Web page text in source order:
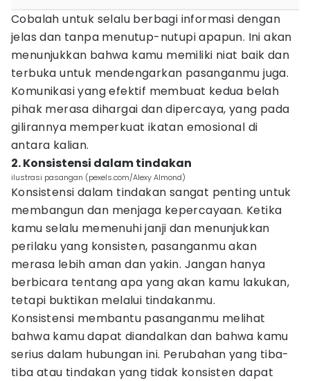
Cobalah untuk selalu berbagi informasi dengan
jelas dan tanpa menutup-nutupi apapun. Ini akan
menunjukkan bahwa kamu memiliki niat baik dan
terbuka untuk mendengarkan pasanganmu juga.
Komunikasi yang efektif membuat kedua belah
pihak merasa dihargai dan dipercaya, yang pada
gilirannya memperkuat ikatan emosional di
antara kalian.
2. Konsistensi dalam tindakan
ilustrasi pasangan (pexels.com/Alexy Almond)
Konsistensi dalam tindakan sangat penting untuk
membangun dan menjaga kepercayaan. Ketika
kamu selalu memenuhi janji dan menunjukkan
perilaku yang konsisten, pasanganmu akan
merasa lebih aman dan yakin. Jangan hanya
berbicara tentang apa yang akan kamu lakukan,
tetapi buktikan melalui tindakanmu.
Konsistensi membantu pasanganmu melihat
bahwa kamu dapat diandalkan dan bahwa kamu
serius dalam hubungan ini. Perubahan yang tiba-
tiba atau tindakan yang tidak konsisten dapat